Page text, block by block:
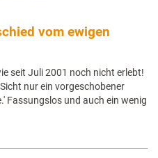
vom ewigen
seit Juli 2001 noch nicht erlebt!
nur ein vorgeschobener
Fassungslos und auch ein wenig